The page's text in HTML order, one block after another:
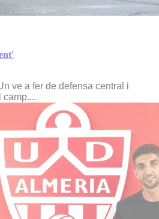
ve a fer de defensa central i
camp....